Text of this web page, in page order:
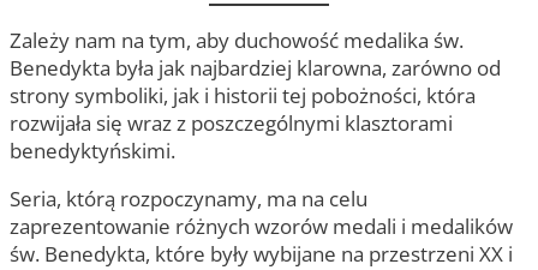
Zależy nam na tym, aby duchowość medalika św.
Benedykta była jak najbardziej klarowna, zarówno od
strony symboliki, jak i historii tej pobożności, która
rozwijała się wraz z poszczególnymi klasztorami
benedyktyńskimi.
Seria, którą rozpoczynamy, ma na celu
zaprezentowanie różnych wzorów medali i medalików
św. Benedykta, które były wybijane na przestrzeni XX i